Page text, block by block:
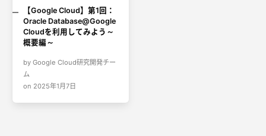
【Google Cloud】第1回：
Oracle Database@Google
Cloudを利用してみよう～
概要編～
by Google Cloud研究開発チー
ム
on 2025年1月7日